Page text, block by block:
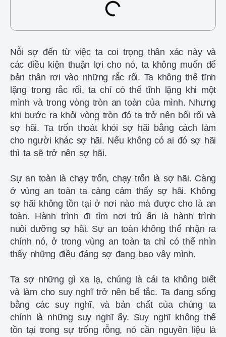
Nỗi sợ đến từ việc ta coi trọng thân xác này và
các điều kiện thuận lợi cho nó, ta không muốn để
bản thân rơi vào những rắc rối. Ta không thể tĩnh
lặng trong rắc rối, ta chỉ có thể tĩnh lặng khi một
mình và trong vòng tròn an toàn của mình. Nhưng
khi bước ra khỏi vòng tròn đó ta trở nên bối rối và
sợ hãi. Ta trốn thoát khỏi sợ hãi bằng cách làm
cho người khác sợ hãi. Nếu không có ai đó sợ hãi
thì ta sẽ trở nên sợ hãi.
Sự an toàn là chạy trốn, chạy trốn là sợ hãi. Càng
ở vùng an toàn ta càng cảm thấy sợ hãi. Không
sợ hãi không tồn tại ở nơi nào mà được cho là an
toàn. Hành trình đi tìm nơi trú ẩn là hành trình
nuôi dưỡng sợ hãi. Sự an toàn không thể nhận ra
chính nó, ở trong vùng an toàn ta chỉ có thể nhìn
thấy những điều đáng sợ đang bao vây mình.
Ta sợ những gì xa lạ, chúng là cái ta không biết
và làm cho suy nghĩ trở nên bế tắc. Ta đang sống
bằng các suy nghĩ, và bản chất của chúng ta
chính là những suy nghĩ ấy. Suy nghĩ không thể
tồn tại trong sự trống rỗng, nó cần nguyên liệu là